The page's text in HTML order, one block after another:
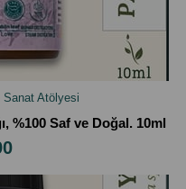
Atölyesi
%100 Saf ve Doğal. 10ml